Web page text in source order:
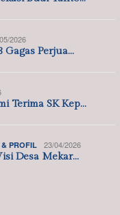
2026
Gagas Perjua…
Terima SK Kep…
PROFIL 23/04/2026
Desa Mekar…